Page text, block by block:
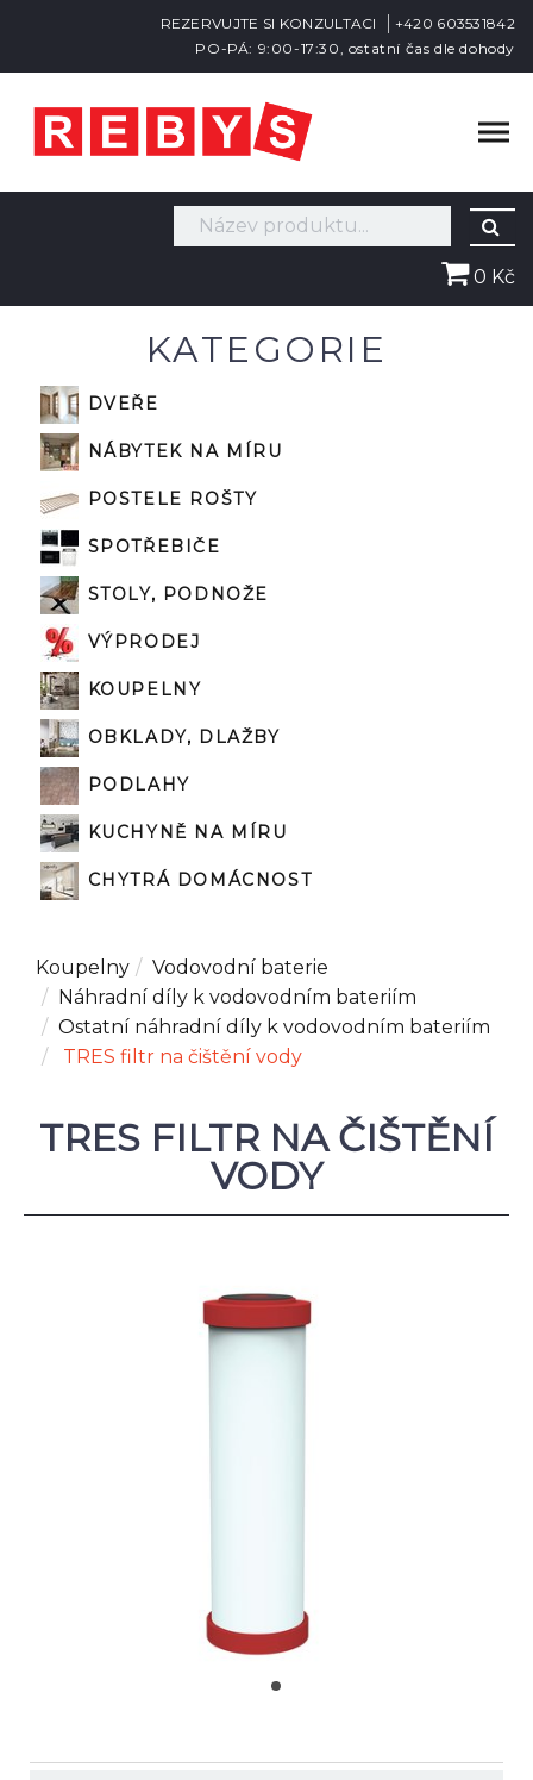
REZERVUJTE SI KONZULTACI
+420 603531842
PO-PÁ: 9:00-17:30, ostatní čas dle dohody
0 Kč
KATEGORIE
DVEŘE
NÁBYTEK NA MÍRU
POSTELE ROŠTY
SPOTŘEBIČE
STOLY, PODNOŽE
VÝPRODEJ
KOUPELNY
OBKLADY, DLAŽBY
PODLAHY
KUCHYNĚ NA MÍRU
CHYTRÁ DOMÁCNOST
Koupelny
Vodovodní baterie
Náhradní díly k vodovodním bateriím
Ostatní náhradní díly k vodovodním bateriím
TRES filtr na čištění vody
TRES FILTR NA ČIŠTĚNÍ
VODY